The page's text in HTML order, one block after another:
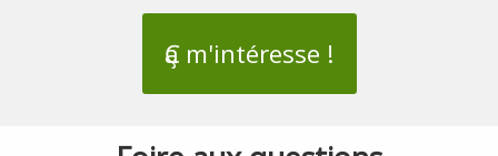
Ҫa m'intéresse !